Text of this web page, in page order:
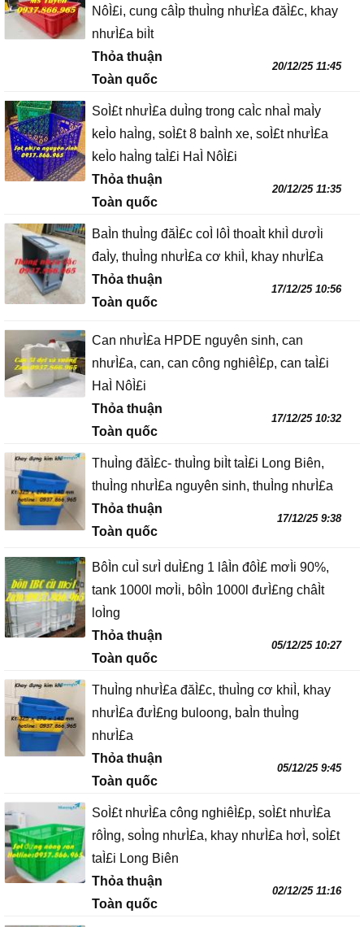
NôÌ£i, cung câÌp thuÌng nhưÌ£a đăÌ£c, khay
nhưÌ£a biÌt
Thỏa thuận
Toàn quốc
20/12/25 11:45
SoÌ£t nhưÌ£a duÌng trong caÌc nhaÌ maÌy
keÌo haÌng, soÌ£t 8 baÌnh xe, soÌ£t nhưÌ£a
keÌo haÌng taÌ£i HaÌ NôÌ£i
Thỏa thuận
Toàn quốc
20/12/25 11:35
BaÌn thuÌng đăÌ£c coÌ lôÌ thoaÌt khiÌ dươÌi
đaÌy, thuÌng nhưÌ£a cơ khiÌ, khay nhưÌ£a
Thỏa thuận
Toàn quốc
17/12/25 10:56
Can nhưÌ£a HPDE nguyên sinh, can
nhưÌ£a, can, can công nghiêÌ£p, can taÌ£i
HaÌ NôÌ£i
Thỏa thuận
Toàn quốc
17/12/25 10:32
ThuÌng đăÌ£c- thuÌng biÌt taÌ£i Long Biên,
thuÌng nhưÌ£a nguyên sinh, thuÌng nhưÌ£a
Thỏa thuận
Toàn quốc
17/12/25 9:38
BôÌn cuÌ sưÌ duÌ£ng 1 lâÌn đôÌ£ mơÌi 90%,
tank 1000l mơÌi, bôÌn 1000l đưÌ£ng châÌt
loÌng
Thỏa thuận
Toàn quốc
05/12/25 10:27
ThuÌng nhưÌ£a đăÌ£c, thuÌng cơ khiÌ, khay
nhưÌ£a đưÌ£ng buloong, baÌn thuÌng
nhưÌ£a
Thỏa thuận
Toàn quốc
05/12/25 9:45
SoÌ£t nhưÌ£a công nghiêÌ£p, soÌ£t nhưÌ£a
rôÌng, soÌng nhưÌ£a, khay nhưÌ£a hơÌ, soÌ£t
taÌ£i Long Biên
Thỏa thuận
Toàn quốc
02/12/25 11:16